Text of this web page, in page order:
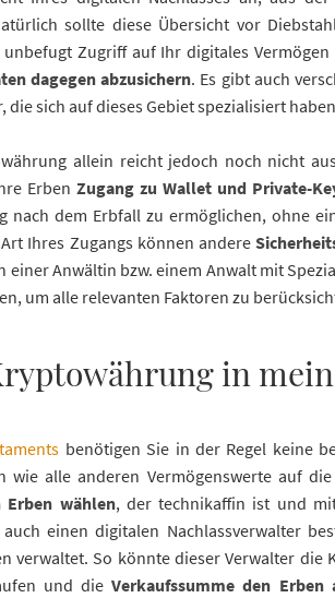
sollte diese Übersicht vor
Zugriff auf Ihr digitales Vermögen
dagegen abzusichern. Es gibt auch
die sich auf dieses Gebiet spezialisiert
allein reicht jedoch noch nicht
Erben Zugang zu Wallet und Private-
nach dem Erbfall zu ermöglichen, ohne
Ihres Zugangs können andere
einer Anwältin bzw. einem Anwalt mit
um alle relevanten Faktoren zu
in
benötigen Sie in der Regel keine
wie alle anderen Vermögenswerte auf
wählen, der technikaffin ist und
einen digitalen Nachlassverwalter
verwaltet. So könnte dieser Verwalter die
und dieVerkaufssumme den Erben